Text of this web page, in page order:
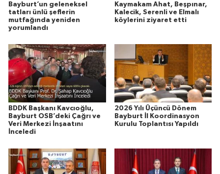
Bayburt’un geleneksel
tatları ünlü şeflerin
mutfağında yeniden
yorumlandı
Kaymakam Ahat, Beşpınar,
Kalecik, Serenli ve Elmalı
köylerini ziyaret etti
BDDK Başkanı Kavcıoğlu,
Bayburt OSB’deki Çağrı ve
Veri Merkezi İnşaatını
İnceledi
2026 Yılı Üçüncü Dönem
Bayburt İl Koordinasyon
Kurulu Toplantısı Yapıldı